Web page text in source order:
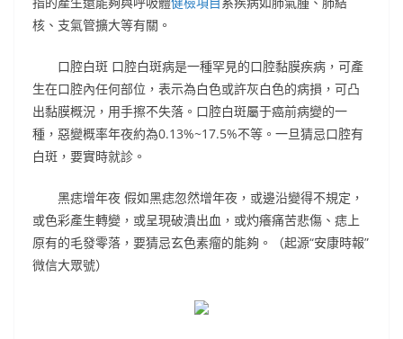
核、支氣管擴大等有關。
口腔白斑 口腔白斑病是一種罕見的口腔黏膜疾病，可產
生在口腔內任何部位，表示為白色或許灰白色的病損，可凸
出黏膜概況，用手擦不失落。口腔白斑屬于癌前病變的一
種，惡變概率年夜約為0.13%~17.5%不等。一旦猜忌口腔有
白斑，要實時就診。
黑痣增年夜 假如黑痣忽然增年夜，或邊沿變得不規定，
或色彩產生轉變，或呈現破潰出血，或灼癢痛苦悲傷、痣上
原有的毛發零落，要猜忌玄色素瘤的能夠。（起源“安康時報”
微信大眾號）